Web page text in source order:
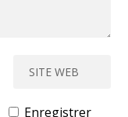
Enregistrer